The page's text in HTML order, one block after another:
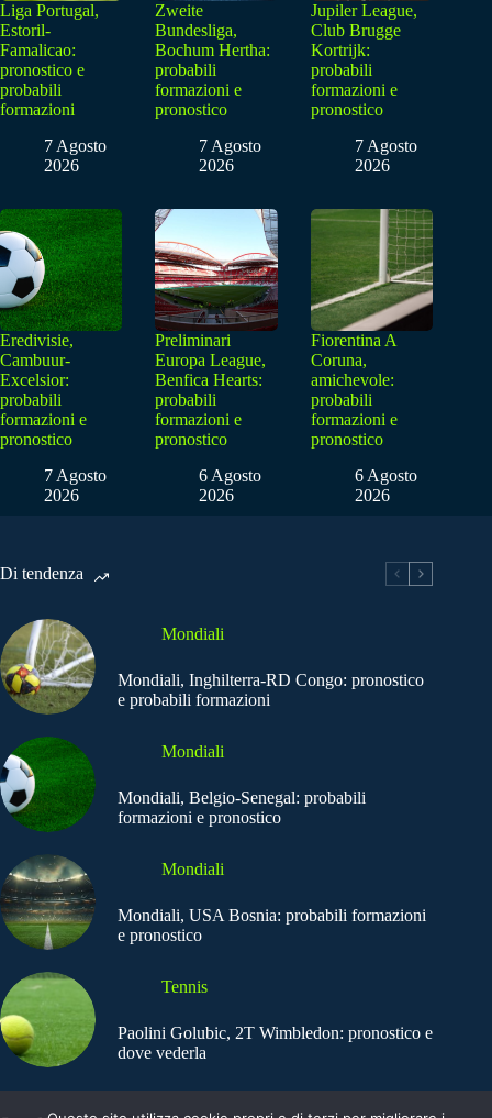
Liga Portugal,
Estoril-
Famalicao:
pronostico e
probabili
formazioni
7 Agosto
2026
Zweite
Bundesliga,
Bochum Hertha:
probabili
formazioni e
pronostico
7 Agosto
2026
Jupiler League,
Club Brugge
Kortrijk:
probabili
formazioni e
pronostico
7 Agosto
2026
Eredivisie,
Cambuur-
Excelsior:
probabili
formazioni e
pronostico
7 Agosto
2026
Preliminari
Europa League,
Benfica Hearts:
probabili
formazioni e
pronostico
6 Agosto
2026
Fiorentina A
Coruna,
amichevole:
probabili
formazioni e
pronostico
6 Agosto
2026
Di tendenza
Mondiali
Mondiali, Inghilterra-RD Congo: pronostico
e probabili formazioni
Mondiali
Mondiali, Belgio-Senegal: probabili
formazioni e pronostico
Mondiali
Mondiali, USA Bosnia: probabili formazioni
e pronostico
Tennis
Paolini Golubic, 2T Wimbledon: pronostico e
dove vederla